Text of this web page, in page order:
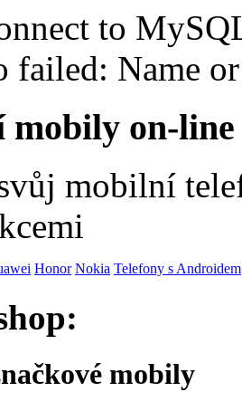
to
failed: Name
mobily on-
mobilní
Honor Nokia Telefony s Androidem
mobily